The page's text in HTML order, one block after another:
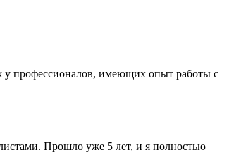
у профессионалов, имеющих опыт работы с
Прошло уже 5 лет, и я полностью